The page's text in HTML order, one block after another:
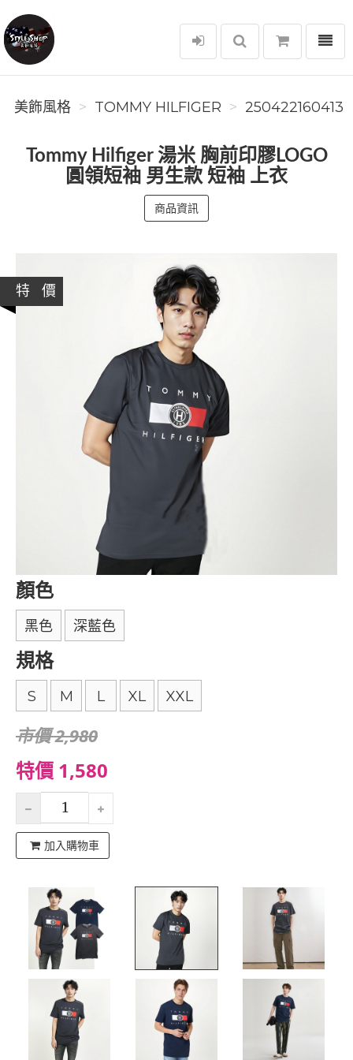
美飾風格
選單
美飾風格 TOMMY HILFIGER 250422160413
Tommy Hilfiger 湯米 胸前印膠LOGO
圓領短袖 男生款 短袖 上衣
商品資訊
特 價
顏色
黑色 深藍色
規格
S M L XL XXL
市價 2,980
特價 1,580
加入購物車